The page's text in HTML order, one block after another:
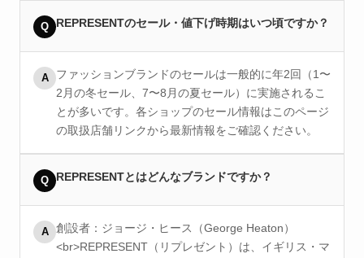
Q REPRESENTのセール・値下げ時期はいつ頃ですか？
A
ファッションブランドのセールは一般的に年2回（1〜
2月の冬セール、7〜8月の夏セール）に実施されるこ
とが多いです。各ショップのセール情報はこのページ
の取扱店舗リンクから最新情報をご確認ください。
Q REPRESENTとはどんなブランドですか？
A
創設者：ジョージ・ヒース（George Heaton）
<br>REPRESENT（リプレゼント）は、イギリス・マ